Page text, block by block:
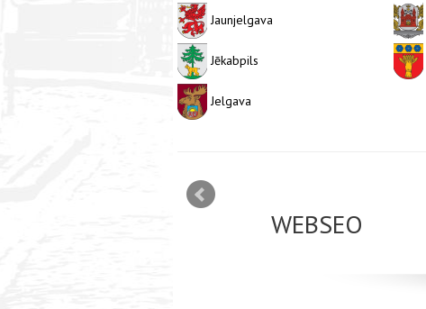
Jaunjelgava
Jēkabpils
Jelgava
WEBSEO